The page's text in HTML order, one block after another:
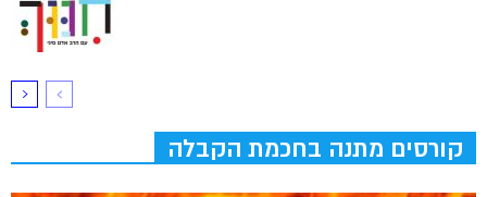
קורסים מתנה בחכמת הקבלה